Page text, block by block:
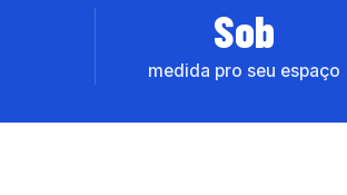
Sob
medida pro seu espaço